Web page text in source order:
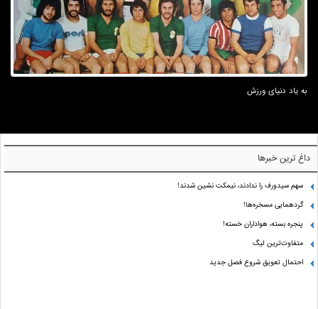
به یاد دنیای ورزش
داغ ترین خبرها
سهم سیدورف را ندادند، نیمکت نشین شدند!
گردهمایی مسخره‌ها!
پنجره بسته، هواداران خسته!
متفاوت‌ترین لیگ
احتمال تعویق شروع فصل جدید